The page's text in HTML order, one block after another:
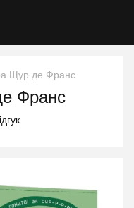
Щур де Франс
Франс